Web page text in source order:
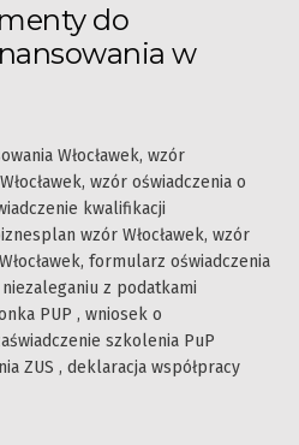
do
w
Włocławek, wzór
wzór oświadczenia o
kwalifikacji
wzór Włocławek, wzór
formularz oświadczenia
z podatkami
PUP , wniosek o
szkolenia PuP
ZUS , deklaracja współpracy